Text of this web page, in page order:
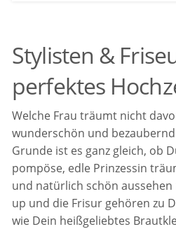
Stylisten &
perfektes
Welche Frau träumt nicht
wunderschön und bezaubernd
Grunde ist es ganz gleich, ob
pompöse, edle Prinzessin
und natürlich schön
up und die Frisur gehören zu
wie Dein heißgeliebtes